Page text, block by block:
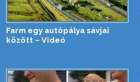
Farm egy autópálya sávjai
között – Videó